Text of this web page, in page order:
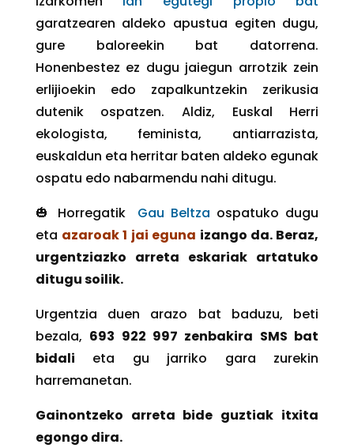
garatzearen aldeko apustua egiten dugu,
gure baloreekin bat datorrena.
Honenbestez ez dugu jaiegun arrotzik zein
erlijioekin edo zapalkuntzekin zerikusia
dutenik ospatzen. Aldiz, Euskal Herri
ekologista, feminista, antiarrazista,
euskaldun eta herritar baten aldeko egunak
ospatu edo nabarmendu nahi ditugu.
🎃 Horregatik Gau Beltza ospatuko dugu
eta azaroak 1 jai eguna izango da. Beraz,
urgentziazko arreta eskariak artatuko
ditugu soilik.
Urgentzia duen arazo bat baduzu, beti
bezala, 693 922 997 zenbakira SMS bat
bidali eta gu jarriko gara zurekin
harremanetan.
Gainontzeko arreta bide guztiak itxita
egongo dira.